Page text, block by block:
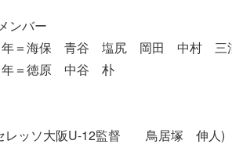
ンバー
年＝海保 青谷 塩尻 岡田 中村
年＝徳原 中谷 朴
レッソ大阪U-12監督 鳥居塚 伸人)